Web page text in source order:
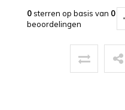
0sterren op basis van 0
beoordelingen